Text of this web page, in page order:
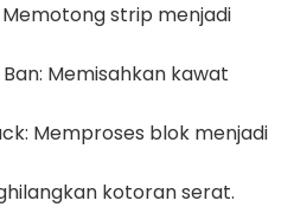
strip menjadi
Memisahkan kawat
Memproses blok menjadi
kotoran serat.